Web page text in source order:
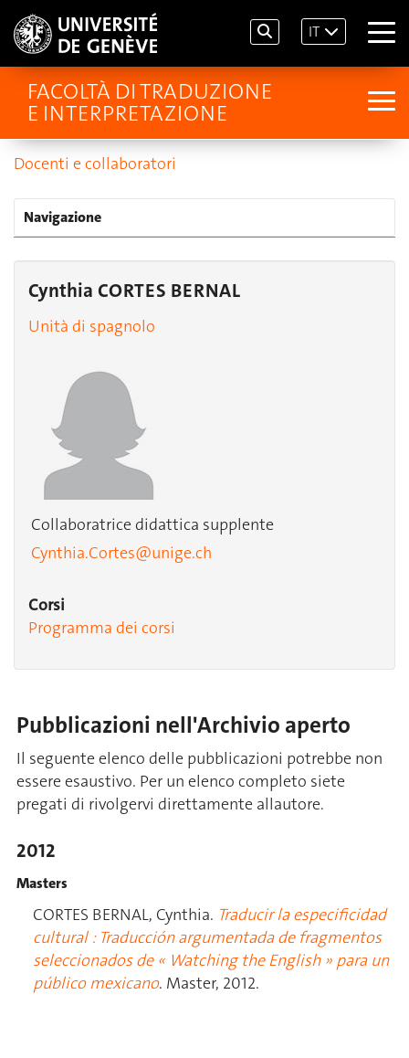
IT
FACOLTÀ DI TRADUZIONE
E INTERPRETAZIONE
Docenti e collaboratori
Navigazione